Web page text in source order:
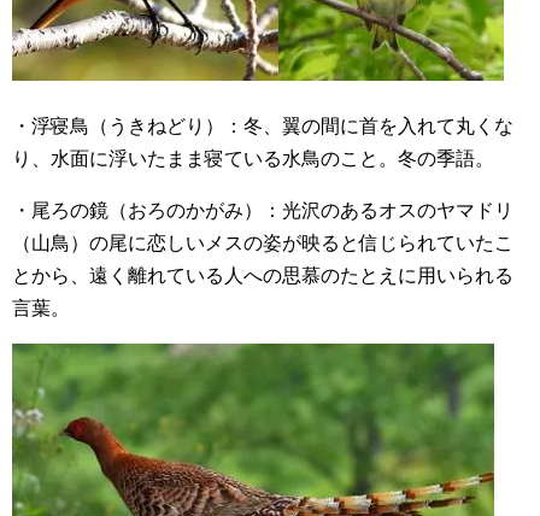
・浮寝鳥（うきねどり）：冬、翼の間に首を入れて丸くな
り、水面に浮いたまま寝ている水鳥のこと。冬の季語。
・尾ろの鏡（おろのかがみ）：光沢のあるオスのヤマドリ
（山鳥）の尾に恋しいメスの姿が映ると信じられていたこ
とから、遠く離れている人への思慕のたとえに用いられる
言葉。